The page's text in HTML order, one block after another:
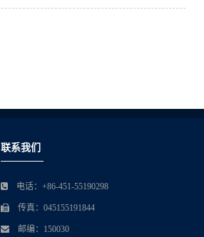
联系我们
电话：+86-451-55190298
传真：045155191844
邮编：150030